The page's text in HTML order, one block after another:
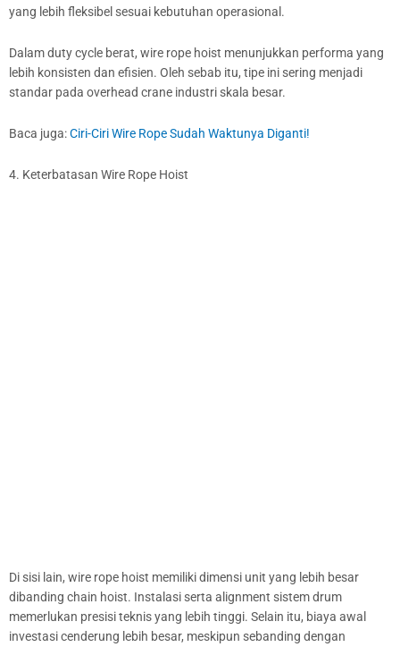
yang lebih fleksibel sesuai kebutuhan operasional.
Dalam duty cycle berat, wire rope hoist menunjukkan performa yang
lebih konsisten dan efisien. Oleh sebab itu, tipe ini sering menjadi
standar pada overhead crane industri skala besar.
Baca juga:Ciri-Ciri Wire Rope Sudah Waktunya Diganti!
4. Keterbatasan Wire Rope Hoist
Di sisi lain, wire rope hoist memiliki dimensi unit yang lebih besar
dibanding chain hoist. Instalasi serta alignment sistem drum
memerlukan presisi teknis yang lebih tinggi. Selain itu, biaya awal
investasi cenderung lebih besar, meskipun sebanding dengan